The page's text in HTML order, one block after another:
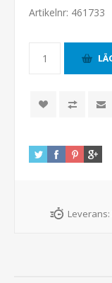
Artikelnr: 461733
Leverans: